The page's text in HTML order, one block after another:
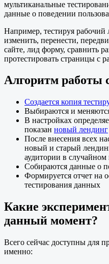
мультиканальные
данные о поведении
Например, тестируя
изменить, перенести,
сайте, лид форму, сравнить
протестировать страницы с
Алгоритм работы
Создается копия
Выбираются и
В настройках
показан новый лендинг
После внесения всех
новый и старый
аудитории в случайном
Собираются данные о
Формируется отчет на
тестирования данных
Какие
данный момент?
Всего сейчас доступны для
именно: